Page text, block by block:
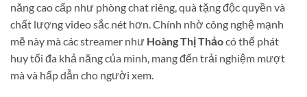
năng cao cấp như phòng chat riêng, quà tặng độc quyền và
chất lượng video sắc nét hơn. Chính nhờ công nghệ mạnh
mẽ này mà các streamer như Hoàng Thị Thảocó thể phát
huy tối đa khả năng của mình, mang đến trải nghiệm mượt
mà và hấp dẫn cho người xem.